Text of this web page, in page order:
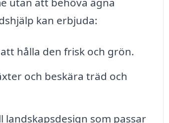
kan erbjuda:
hålla den frisk och grön.
och beskära träd och
som passar